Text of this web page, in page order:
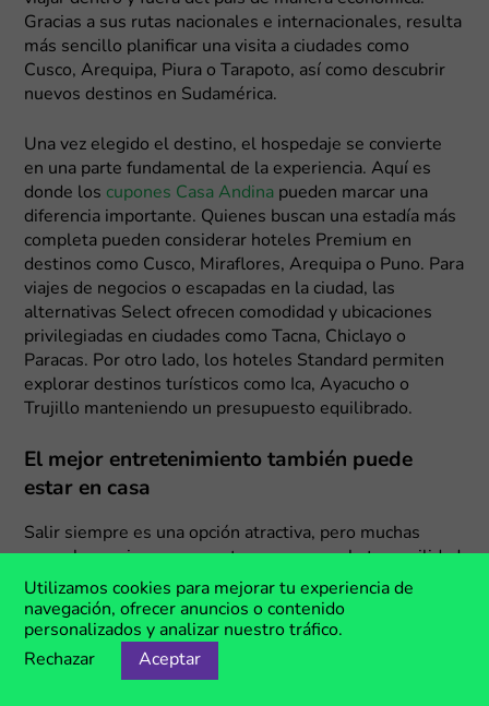
Gracias a sus rutas nacionales e internacionales, resulta
más sencillo planificar una visita a ciudades como
Cusco, Arequipa, Piura o Tarapoto, así como descubrir
nuevos destinos en Sudamérica.
Una vez elegido el destino, el hospedaje se convierte
en una parte fundamental de la experiencia. Aquí es
donde los cupones Casa Andina pueden marcar una
diferencia importante. Quienes buscan una estadía más
completa pueden considerar hoteles Premium en
destinos como Cusco, Miraflores, Arequipa o Puno. Para
viajes de negocios o escapadas en la ciudad, las
alternativas Select ofrecen comodidad y ubicaciones
privilegiadas en ciudades como Tacna, Chiclayo o
Paracas. Por otro lado, los hoteles Standard permiten
explorar destinos turísticos como Ica, Ayacucho o
Trujillo manteniendo un presupuesto equilibrado.
El mejor entretenimiento también puede
estar en casa
Salir siempre es una opción atractiva, pero muchas
veces los mejores momentos ocurren en la tranquilidad
del hogar. Una maratón de series, una noche de
películas en familia o un evento deportivo compartido
con amigos pueden convertirse en una increíble
experiencia. Por ejemplo, los
te permiten acceder a una amplia variedad de
Utilizamos cookies para mejorar tu experiencia de
navegación, ofrecer anuncios o contenido
personalizados y analizar nuestro tráfico.
Rechazar
Aceptar